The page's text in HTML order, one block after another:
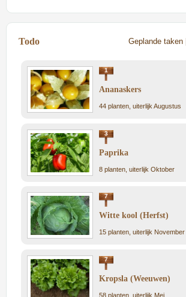
Todo Geplande taken |
1
Ananaskers
44 planten, uiterlijk Augustus
3
Paprika
8 planten, uiterlijk Oktober
7
Witte kool (Herfst)
15 planten, uiterlijk November
7
Kropsla (Weeuwen)
58 planten, uiterlijk Mei